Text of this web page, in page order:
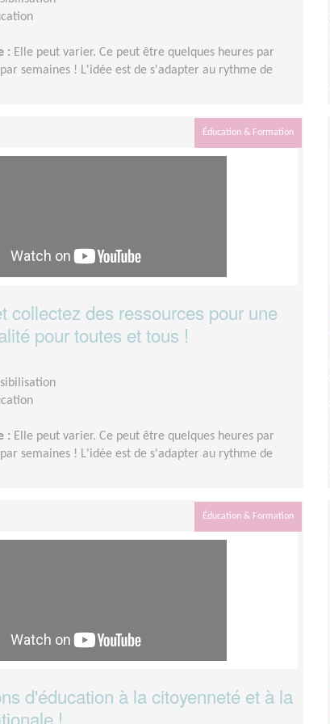
: Elle peut varier. Ce peut être quelques heures par
semaines ! L'idée est de s'adapter au rythme de
Éducation & Formation
collectez des ressources pour une
pour toutes et tous !
: Elle peut varier. Ce peut être quelques heures par
semaines ! L'idée est de s'adapter au rythme de
Éducation & Formation
d'éducation à la citoyenneté et à la
!